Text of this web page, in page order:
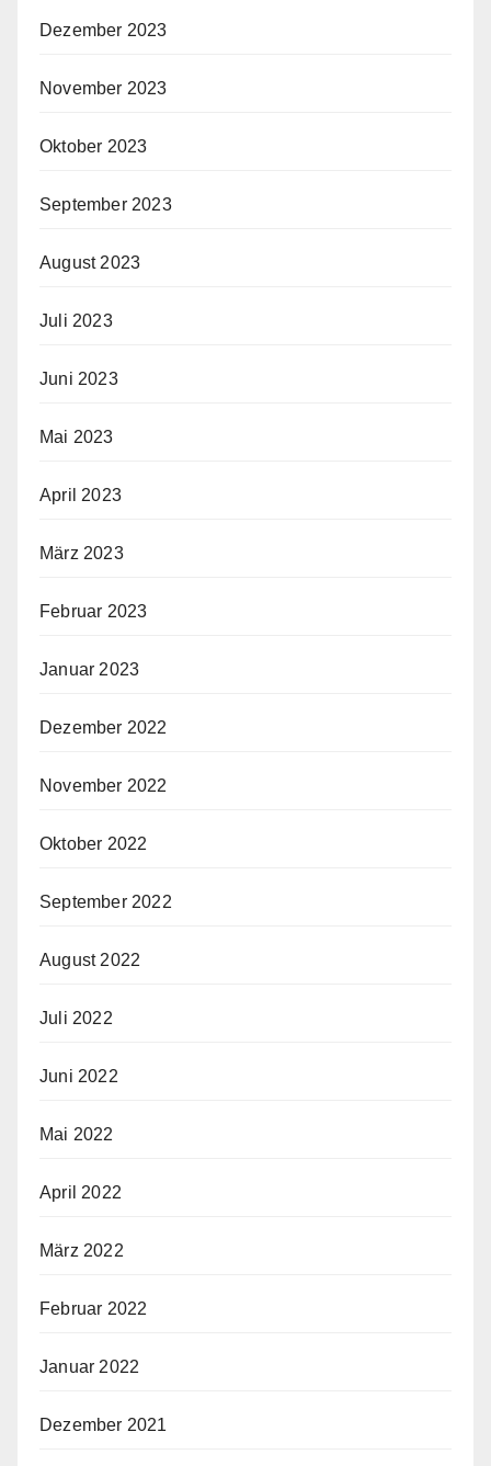
Dezember 2023
November 2023
Oktober 2023
September 2023
August 2023
Juli 2023
Juni 2023
Mai 2023
April 2023
März 2023
Februar 2023
Januar 2023
Dezember 2022
November 2022
Oktober 2022
September 2022
August 2022
Juli 2022
Juni 2022
Mai 2022
April 2022
März 2022
Februar 2022
Januar 2022
Dezember 2021